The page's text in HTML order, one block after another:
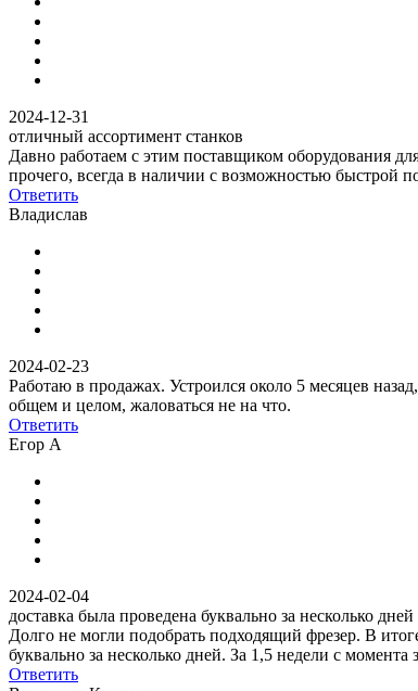
2024-12-31
отличный ассортимент станков
Давно работаем с этим поставщиком оборудования
прочего, всегда в наличии с возможностью быстрой
Ответить
Владислав
2024-02-23
Работаю в продажах. Устроился около 5 месяцев
общем и целом, жаловаться не на что.
Ответить
Егор А
2024-02-04
доставка была проведена буквально за несколько дней
Долго не могли подобрать подходящий фрезер. В
буквально за несколько дней. За 1,5 недели с
Ответить